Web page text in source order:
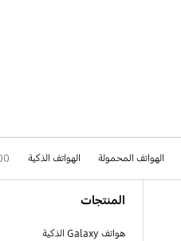
الهواتف المحمولة الهواتف الذكية
المنتجات
هواتف Galaxy الذكية